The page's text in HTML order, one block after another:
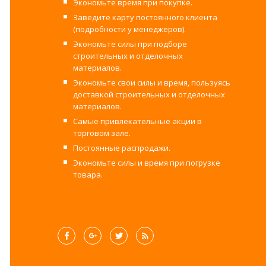
Экономьте время при покупке.
Заведите карту постоянного клиента
(подробности у менеджеров).
Экономьте силы при подборе
строительных и отделочных
материалов.
Экономьте свои силы и время, пользуясь
доставкой строительных и отделочных
материалов.
Самые привлекательные акции в
торговом зале.
Постоянные распродажи.
Экономьте силы и время при погрузке
товара.